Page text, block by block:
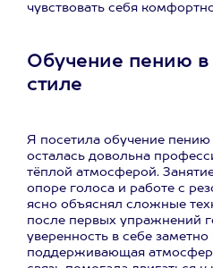
чувствовать себя
Обучение пению в
стиле
Я посетила обучение пению
осталась довольна
тёплой атмосферой.
опоре голоса и работе с
ясно объяснял сложные
после первых упражнений
уверенность в себе
поддерживающая